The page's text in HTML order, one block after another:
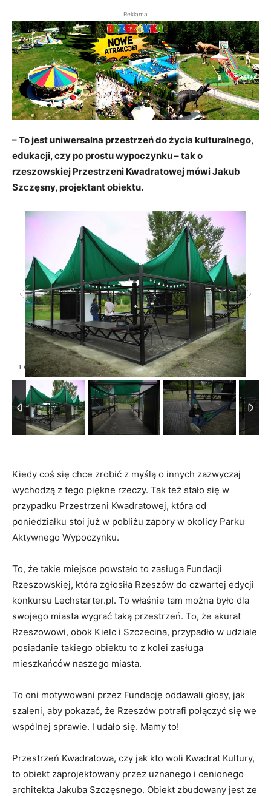
Reklama
– To jest uniwersalna przestrzeń do życia kulturalnego,
edukacji, czy po prostu wypoczynku – tak o
rzeszowskiej Przestrzeni Kwadratowej mówi Jakub
Szczęsny, projektant obiektu.
1 /25
Kiedy coś się chce zrobić z myślą o innych zazwyczaj
wychodzą z tego piękne rzeczy. Tak też stało się w
przypadku Przestrzeni Kwadratowej, która od
poniedziałku stoi już w pobliżu zapory w okolicy Parku
Aktywnego Wypoczynku.
To, że takie miejsce powstało to zasługa Fundacji
Rzeszowskiej, która zgłosiła Rzeszów do czwartej edycji
konkursu Lechstarter.pl. To właśnie tam można było dla
swojego miasta wygrać taką przestrzeń. To, że akurat
Rzeszowowi, obok Kielc i Szczecina, przypadło w udziale
posiadanie takiego obiektu to z kolei zasługa
mieszkańców naszego miasta.
To oni motywowani przez Fundację oddawali głosy, jak
szaleni, aby pokazać, że Rzeszów potrafi połączyć się we
wspólnej sprawie. I udało się. Mamy to!
Przestrzeń Kwadratowa, czy jak kto woli Kwadrat Kultury,
to obiekt zaprojektowany przez uznanego i cenionego
architekta Jakuba Szczęsnego. Obiekt zbudowany jest ze